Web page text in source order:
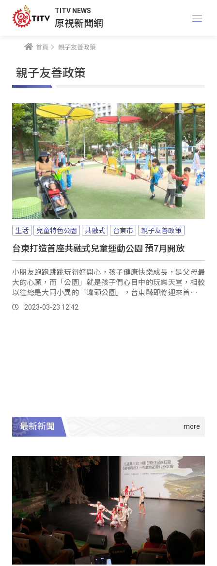
TITV NEWS
原視新聞網
首頁 親子友善政策
親子友善政策
生活 兒童特色公園 共融式 台東市 親子友善政策
台東打造首座共融式兒童運動公園 預7月開放
小朋友跑跑跳跳玩得好開心，孩子健康快樂成長，是父母最
大的心願，而「公園」就是孩子們心目中的玩樂天堂，相較
以往總是大同小異的「罐頭公園」，台東縣即將迎來首座共
融式兒童特色公園，其中還包含了國內首座倉鼠滾輪，總共
13項主題遊戲，預計今年暑假開放第一區。
2023-03-23 12:42
最新新聞